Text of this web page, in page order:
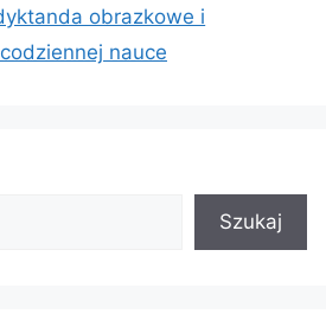
obrazkowe i
nauce
Szukaj